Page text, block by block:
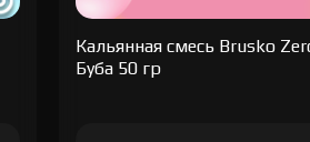
Кальянная cмесь Brusko
Буба 50 гр